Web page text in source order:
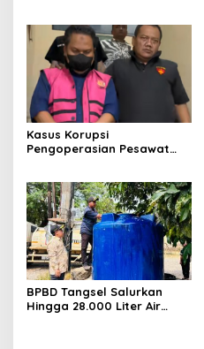
23
Kasus Korupsi
Pengoperasian Pesawat
Tersangka
BPBD Tangsel Salurkan
Hingga 28.000 Liter Air